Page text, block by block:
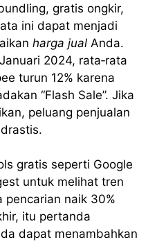
gratis ongkir,
ini dapat menjadi
harga jual Anda.
2024, rata‑rata
turun 12% karena
“Flash Sale”. Jika
peluang penjualan
gratis seperti Google
untuk melihat tren
pencarian naik 30%
itu pertanda
dapat menambahkan